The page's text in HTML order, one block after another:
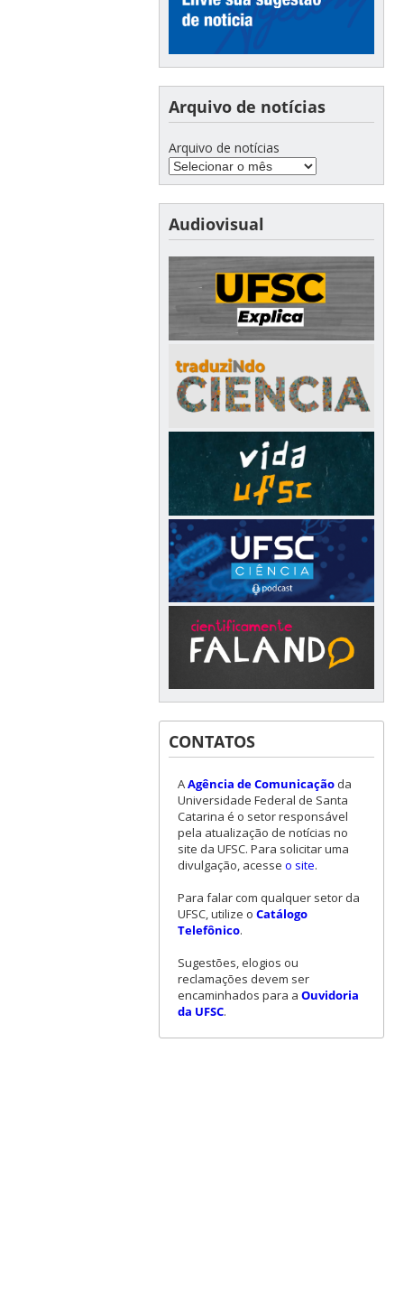
Arquivo de notícias
Arquivo de notícias
Audiovisual
CONTATOS
AAgência de Comunicaçãoda
Universidade Federal de Santa
Catarina é o setor responsável
pela atualização de notícias no
site da UFSC. Para solicitar uma
divulgação, acesse o site.
Para falar com qualquer setor da
UFSC, utilize o Catálogo
Telefônico.
Sugestões, elogios ou
reclamações devem ser
encaminhados para a Ouvidoria
da UFSC.